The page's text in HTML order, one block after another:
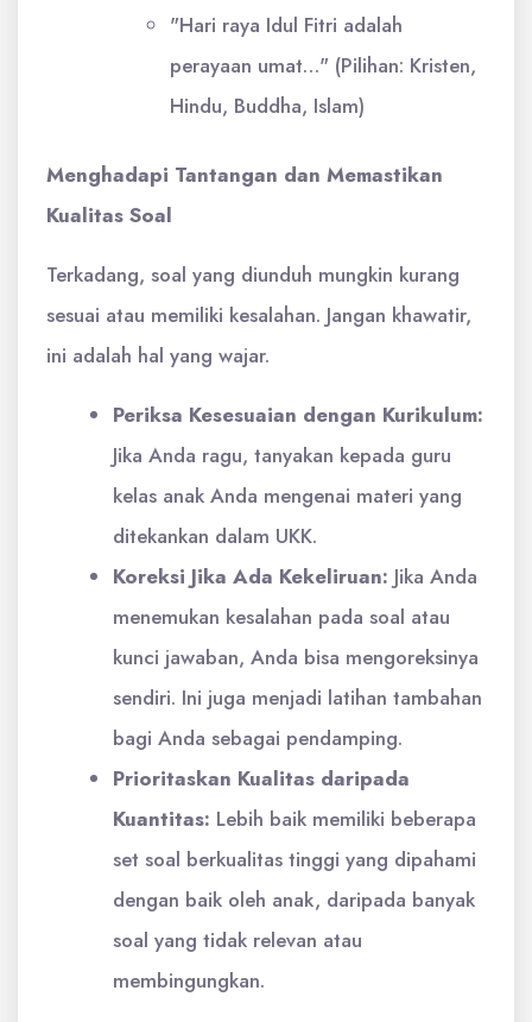
"Hari raya Idul Fitri adalah
perayaan umat…" (Pilihan: Kristen,
Hindu, Buddha, Islam)
Menghadapi Tantangan dan Memastikan
Kualitas Soal
Terkadang, soal yang diunduh mungkin kurang
sesuai atau memiliki kesalahan. Jangan khawatir,
ini adalah hal yang wajar.
Periksa Kesesuaian dengan Kurikulum:
Jika Anda ragu, tanyakan kepada guru
kelas anak Anda mengenai materi yang
ditekankan dalam UKK.
Koreksi Jika Ada Kekeliruan: Jika Anda
menemukan kesalahan pada soal atau
kunci jawaban, Anda bisa mengoreksinya
sendiri. Ini juga menjadi latihan tambahan
bagi Anda sebagai pendamping.
Prioritaskan Kualitas daripada
Kuantitas: Lebih baik memiliki beberapa
set soal berkualitas tinggi yang dipahami
dengan baik oleh anak, daripada banyak
soal yang tidak relevan atau
membingungkan.